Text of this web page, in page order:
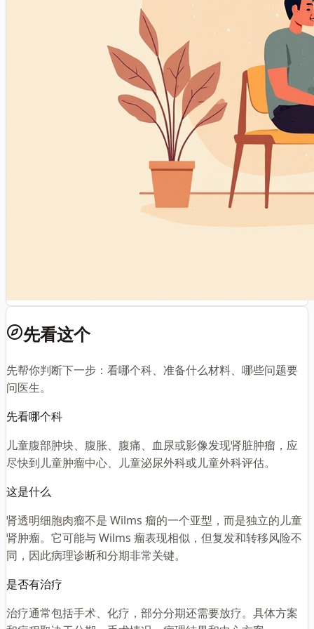
先看这个
先帮你判断下一步：看哪个科、准备什么材料、哪些问题要
问医生。
先看哪个科
儿童腹部肿块、腹胀、腹痛、血尿或影像发现肾脏肿瘤，应
尽快到儿童肿瘤中心、儿童泌尿外科或儿童外科评估。
这是什么
肾透明细胞肉瘤不是 Wilms 瘤的一个亚型，而是独立的儿童
肾肿瘤。它可能与 Wilms 瘤表现相似，但复发和转移风险不
同，因此病理诊断和分期非常关键。
是否有治疗
治疗通常包括手术、化疗，部分分期还需要放疗。具体方案